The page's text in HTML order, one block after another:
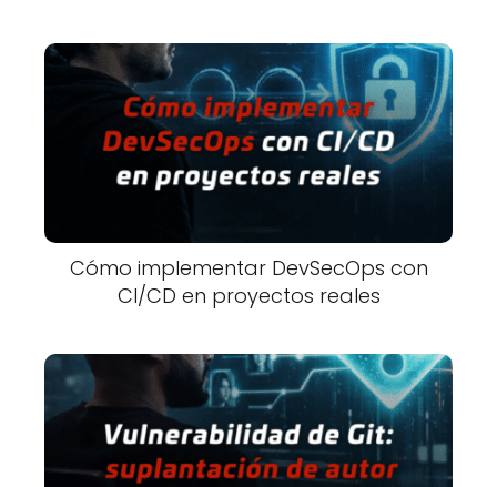
Cómo implementar DevSecOps con
CI/CD en proyectos reales